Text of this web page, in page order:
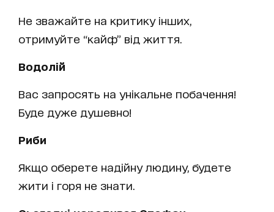
Не зважайте на критику інших,
отримуйте “кайф” від життя.
Водолій
Вас запросять на унікальне побачення!
Буде дуже душевно!
Риби
Якщо оберете надійну людину, будете
жити і горя не знати.